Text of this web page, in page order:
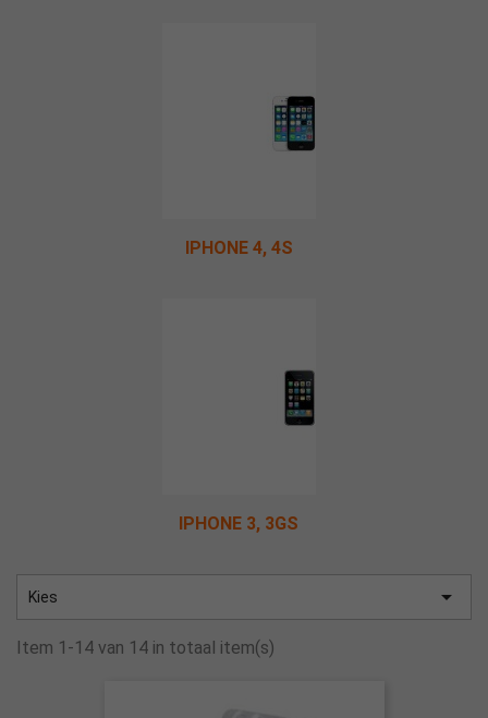
IPHONE 4, 4S
IPHONE 3, 3GS
Kies 
Item 1-14 van 14 in totaal item(s)